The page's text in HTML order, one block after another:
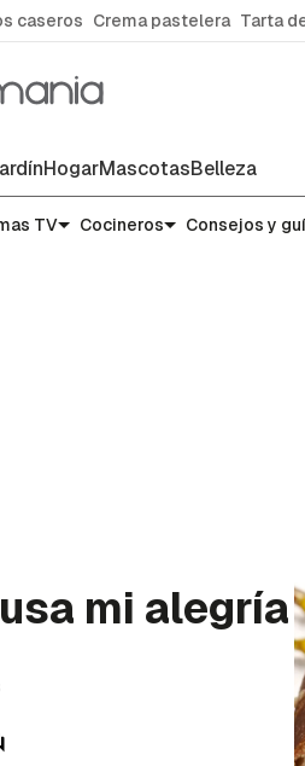
caseros Crema pastelera Tarta
HogarMascotasBelleza
TV Cocineros Consejos y
mi alegría